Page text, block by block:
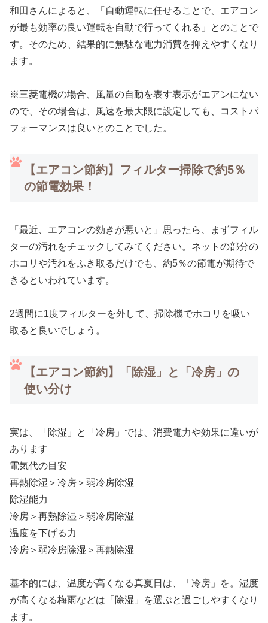
和田さんによると、「自動運転に任せることで、エアコン
が最も効率の良い運転を自動で行ってくれる」とのことで
す。そのため、結果的に無駄な電力消費を抑えやすくなり
ます。
※三菱電機の場合、風量の自動を表す表示がエアンにない
ので、その場合は、風速を最大限に設定しても、コストパ
フォーマンスは良いとのことでした。
【エアコン節約】フィルター掃除で約5％
の節電効果！
「最近、エアコンの効きが悪いと」思ったら、まずフィル
ターの汚れをチェックしてみてください。ネットの部分の
ホコリや汚れをふき取るだけでも、約5％の節電が期待で
きるといわれています。
2週間に1度フィルターを外して、掃除機でホコリを吸い
取ると良いでしょう。
【エアコン節約】「除湿」と「冷房」の
使い分け
実は、「除湿」と「冷房」では、消費電力や効果に違いが
あります
電気代の目安
再熱除湿＞冷房＞弱冷房除湿
除湿能力
冷房＞再熱除湿＞弱冷房除湿
温度を下げる力
冷房＞弱冷房除湿＞再熱除湿
基本的には、温度が高くなる真夏日は、「冷房」を。湿度
が高くなる梅雨などは「除湿」を選ぶと過ごしやすくなり
ます。